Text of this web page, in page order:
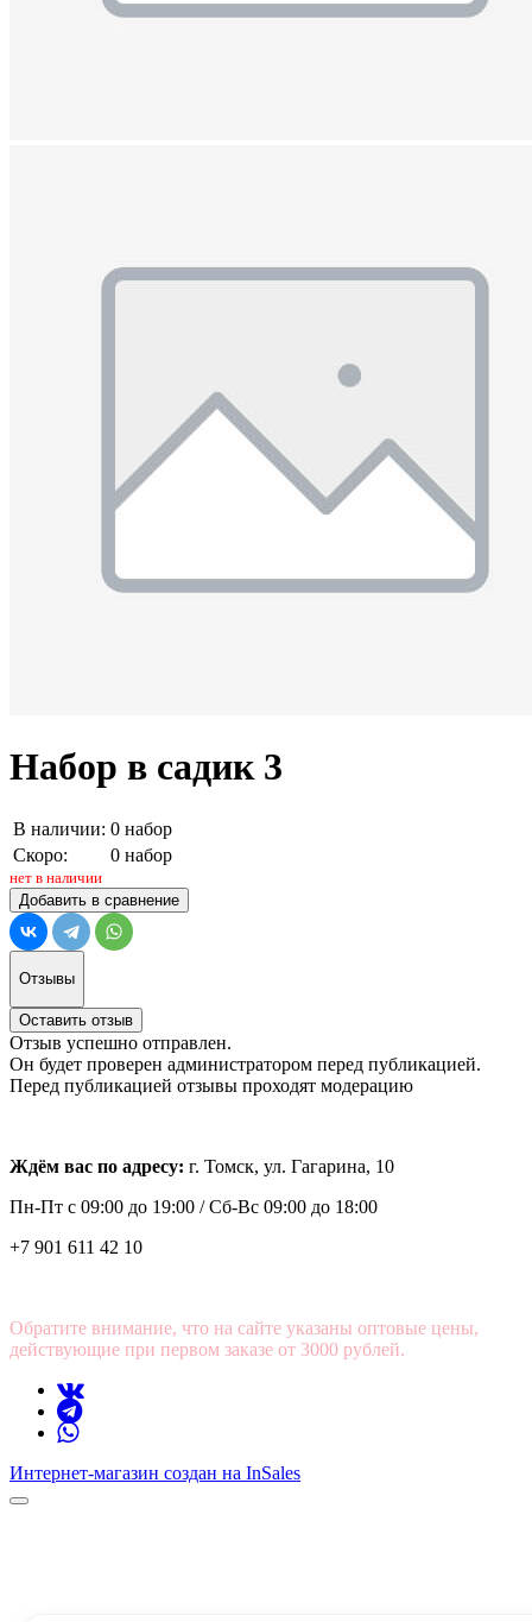
Набор в садик 3
В наличии: 0 набор
Скоро:
0 набор
нет в наличии
Добавить в сравнение
Отзывы
Оставить отзыв
Отзыв успешно отправлен.
Он будет проверен администратором перед публикацией.
Перед публикацией отзывы проходят модерацию
Ждём вас по адресу: г. Томск, ул. Гагарина, 10
Пн-Пт с 09:00 до 19:00 /Сб-Вс 09:00 до 18:00
+7 901 611 42 10
Обратите внимание, что на сайте указаны оптовые цены,
действующие при первом заказе от 3000 рублей.
Интернет-магазин создан на InSales